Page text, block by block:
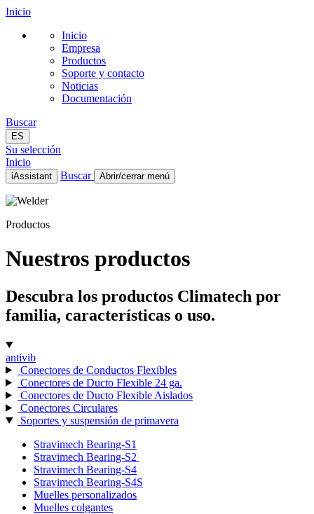
Inicio
Inicio
Empresa
Productos
Soporte y contacto
Noticias
Documentación
Buscar
ES
Su selección
Inicio
iAssistant Buscar Abrir/cerrar menú
Inicio
Productos
Noticias
Documentación
Productos
Nuestros productos
Descubra los productos Climatech por
familia, características o uso.
antivib
Conectores de Conductos Flexibles
Conectores de Ducto Flexible 24 ga.
Conectores de Ducto Flexible Aislados
Conectores Circulares
Soportes y suspensión de primavera
Stravimech Bearing-S1
Stravimech Bearing-S2
Stravimech Bearing-S4
Stravimech Bearing-S4S
Muelles personalizados
Muelles colgantes